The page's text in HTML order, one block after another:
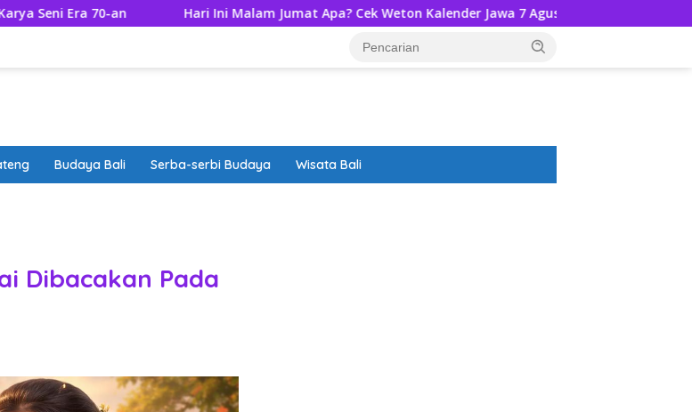
an Hari Ini Malam Jumat Apa? Cek Weton Kalender Jawa 7 Agustus 2026-Ramalannya!
Budaya Bali Serba-serbi Budaya Wisata Bali
Dibacakan Pada